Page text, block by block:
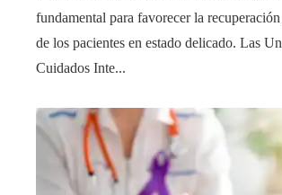
fundamental para favorecer la
de los pacientes en estado delicado. Las
Cuidados Inte...